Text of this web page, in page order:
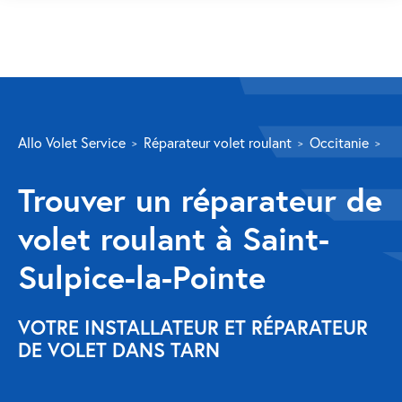
Volet roulant
Réparation
Volet roulant Velux
Au-delà de la fenêtre
Réparation store banne
Réparation portail
Allo Volet Service Réparateur volet roulant Occitanie
Trouver un réparateur de
volet roulant à Saint-
Sulpice-la-Pointe
VOTRE INSTALLATEUR ET RÉPARATEUR
DE VOLET DANS TARN